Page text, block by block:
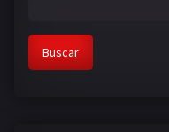
Buscar